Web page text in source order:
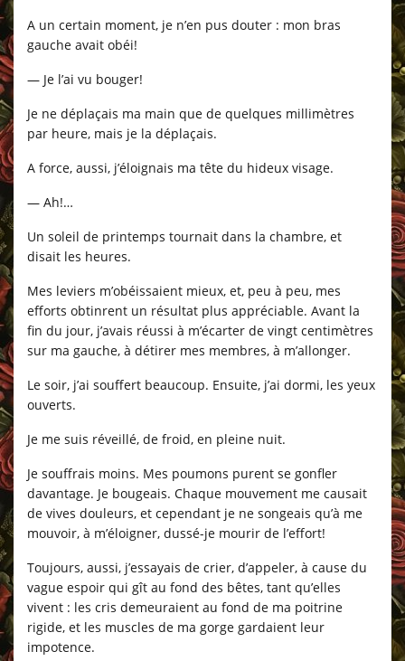
A un certain moment, je n’en pus douter : mon bras
gauche avait obéi!
— Je l’ai vu bouger!
Je ne déplaçais ma main que de quelques millimètres
par heure, mais je la déplaçais.
A force, aussi, j’éloignais ma tête du hideux visage.
— Ah!…
Un soleil de printemps tournait dans la chambre, et
disait les heures.
Mes leviers m’obéissaient mieux, et, peu à peu, mes
efforts obtinrent un résultat plus appréciable. Avant la
fin du jour, j’avais réussi à m’écarter de vingt centimètres
sur ma gauche, à détirer mes membres, à m’allonger.
Le soir, j’ai souffert beaucoup. Ensuite, j’ai dormi, les yeux
ouverts.
Je me suis réveillé, de froid, en pleine nuit.
Je souffrais moins. Mes poumons purent se gonfler
davantage. Je bougeais. Chaque mouvement me causait
de vives douleurs, et cependant je ne songeais qu’à me
mouvoir, à m’éloigner, dussé-je mourir de l’effort!
Toujours, aussi, j’essayais de crier, d’appeler, à cause du
vague espoir qui gît au fond des bêtes, tant qu’elles
vivent : les cris demeuraient au fond de ma poitrine
rigide, et les muscles de ma gorge gardaient leur
impotence.